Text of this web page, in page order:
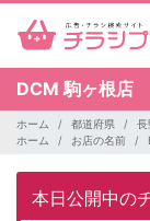
DCM 駒ヶ根店
ホーム 都道府県 長
ホーム
お店の名前
本日公開中の